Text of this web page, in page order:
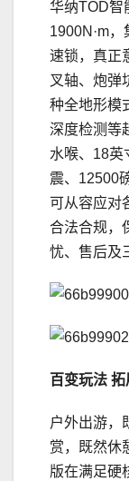
华纳TOD智
1900N·m
速锁，真正
叉轴、炮弹
种全地形模
深度检测等
水喉、18英
震、12500
可从容应对
合法合规，
忧、售后及
百变玩法
户外出游，
赏，既然休
版在满足硬